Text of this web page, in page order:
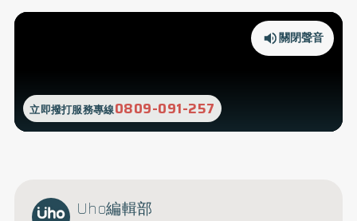
立即撥打服務專線0809-091-257
關閉聲音
Uho編輯部